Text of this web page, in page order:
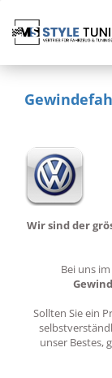
Wir sind der
Bei uns
Sollten Sie ein
unser Bestes,